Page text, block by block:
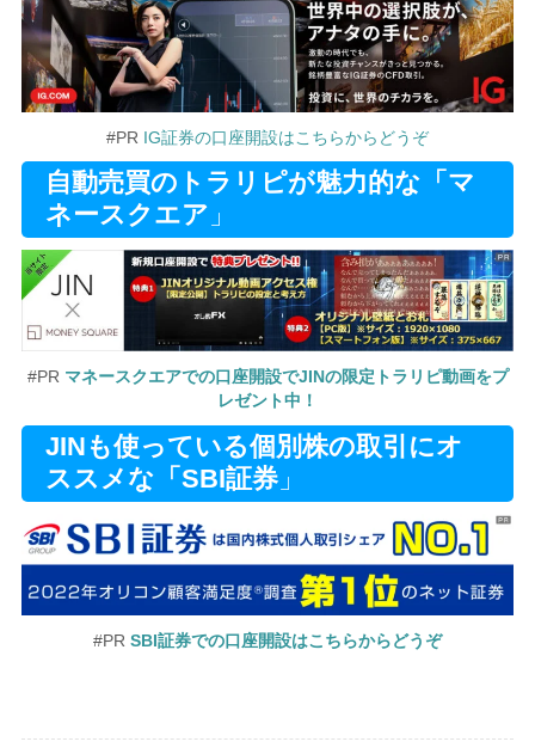
#PR IG証券の口座開設はこちらからどうぞ
自動売買のトラリピが魅力的な「マ
ネースクエア 」
#PR マネースクエアでの口座開設でJINの限定トラリピ動画をプ
レゼント中！
JINも使っている個別株の取引にオ
ススメな「SBI証券」
#PR SBI証券での口座開設はこちらからどうぞ